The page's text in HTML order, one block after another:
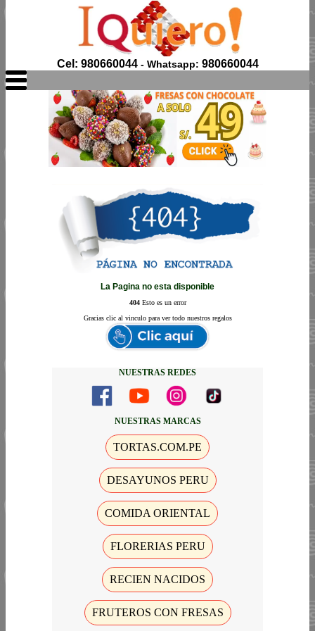
Cel: 980660044- Whatsapp: 980660044
La Pagina no esta disponible
404Esto es un error
Gracias clic al vinculo para ver todo nuestros regalos
NUESTRAS REDES
NUESTRAS MARCAS
TORTAS.COM.PE
DESAYUNOS PERU
COMIDA ORIENTAL
FLORERIAS PERU
RECIEN NACIDOS
FRUTEROS CON FRESAS